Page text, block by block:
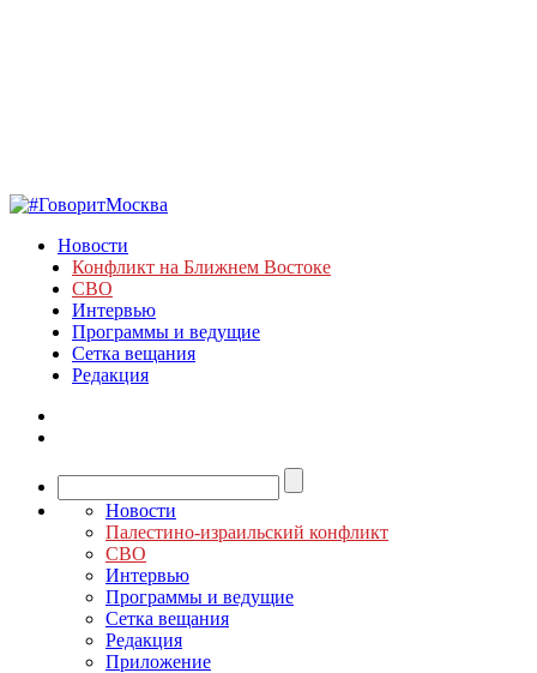
Новости
Конфликт на Ближнем Востоке
СВО
Интервью
Программы и ведущие
Сетка вещания
Редакция
Новости
Палестино-израильский конфликт
СВО
Интервью
Программы и ведущие
Сетка вещания
Редакция
Приложение